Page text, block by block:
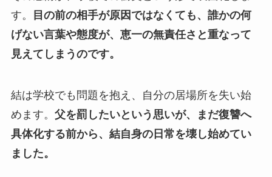
す。
目の前の相手が原因ではなくても、誰かの何
げない言葉や態度が、恵一の無責任さと重なって
見えてしまうのです。
結は学校でも問題を抱え、自分の居場所を失い始
めます。 父を罰したいという思いが、まだ復讐へ
具体化する前から、結自身の日常を壊し始めてい
ました。